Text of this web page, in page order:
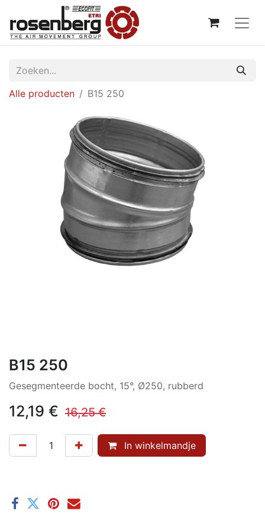
Alle producten B15 250
B15 250
Gesegmenteerde bocht, 15°, Ø250, rubberd
12,19 € 16,25€
In winkelmandje